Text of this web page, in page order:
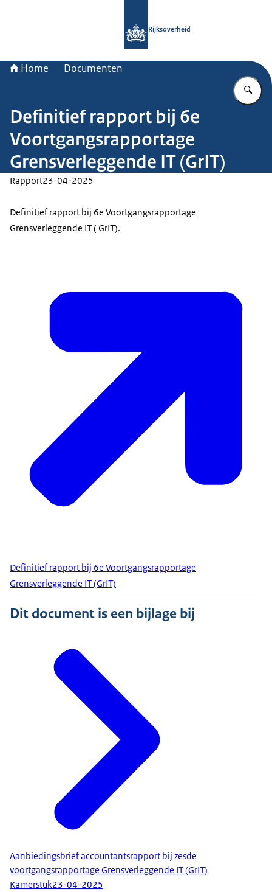
Rijksoverheid
Home Documenten
Definitief rapport bij 6e
Voortgangsrapportage
Grensverleggende IT (GrIT)
Rapport23-04-2025
Definitief rapport bij 6e Voortgangsrapportage
Grensverleggende IT ( GrIT).
Definitief rapport bij 6e Voortgangsrapportage
Grensverleggende IT (GrIT)
Dit document is een bijlage bij
Aanbiedingsbrief accountantsrapport bij zesde
voortgangsrapportage Grensverleggende IT (GrIT)
Kamerstuk23-04-2025